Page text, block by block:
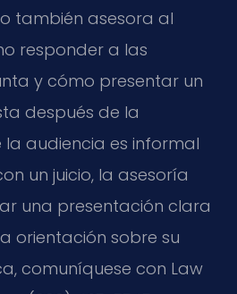
también asesora al
responder a las
y cómo presentar un
después de la
la audiencia es informal
un juicio, la asesoría
una presentación clara
orientación sobre su
comuníquese con Law